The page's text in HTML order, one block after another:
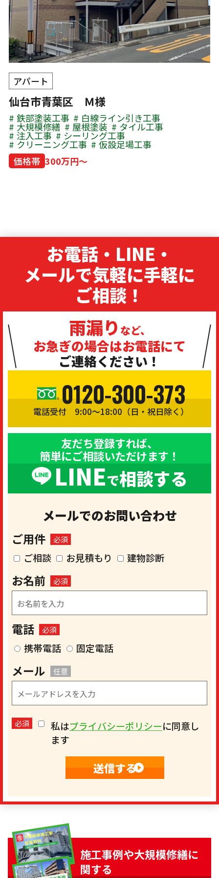
アパート
仙台市青葉区 Ｍ様
鉄部塗装工事 白線ライン引き工事
大規模修繕 屋根塗装 タイル工事
注入工事 シーリング工事
クリーニング工事
仮設足場工事
価格帯 300万円～
お電話・LINE・
メールで気軽に手軽に
ご相談！
雨漏り など、
お急ぎの場合はお電話にて
ご連絡ください！
0120-300-373
電話受付 9:00〜18:00（日・祝日除く）
友だち登録すれば、
簡単にご相談いただけます！
LINEで相談する
メールでのお問い合わせ
ご用件 必須
ご相談 お見積もり 建物診断
お名前 必須
電話 必須
携帯電話 固定電話
メール 任意
必須 私はプライバシーポリシーに同意し
ます
施工事例や大規模修繕に
関する